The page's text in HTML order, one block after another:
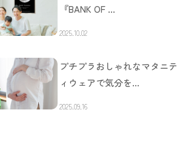
『BANK OF …
2025.10.02
プチプラおしゃれなマタニテ
ィウェアで気分を…
2025.09.16